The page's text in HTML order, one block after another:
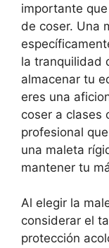
importante
de coser. Una
la tranquilidad
almacenar tu
eres una
coser a clases
profesional
una maleta
mantener tu
Al elegir la
considerar el
protección